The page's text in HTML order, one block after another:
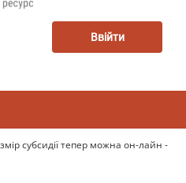
Ввійти
субсидії тепер можна он-лайн -